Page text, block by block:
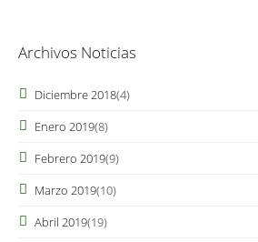
Archivos Noticias
Diciembre 2018(4)
Enero 2019(8)
Febrero 2019(9)
Marzo 2019(10)
Abril 2019(19)